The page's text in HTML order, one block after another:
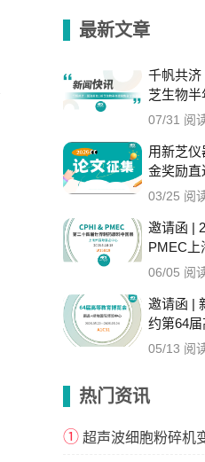
最新文章
千帆共济
芝生物半
圆满收官
07/31 阅
用新芝
金奖励直
奖励细则
03/25 阅
邀请函 |
PMEC上
芝邀您相
06/05 阅
邀请函 |
约第64
见！
05/13 阅
热门资讯
① 超声波细胞粉碎机变幅杆怎么选？